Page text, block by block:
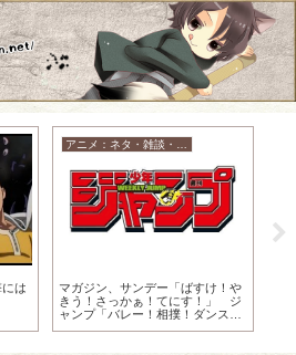
は
アニメ：ネタ・雑談・ニュース
マガジン、サンデー「ばすけ！や
きう！さっかぁ！てにす！」 ジ
ャンプ「バレー！相撲！ダンス！